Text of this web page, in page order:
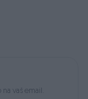
vaš email.